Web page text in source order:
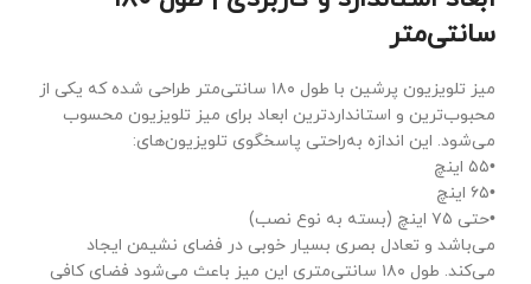
سانتی‌متر
میز تلویزیون پرشین با طول ۱۸۰ سانتی‌متر طراحی شده که یکی از
محبوب‌ترین و استانداردترین ابعاد برای میز تلویزیون محسوب
می‌شود. این اندازه به‌راحتی پاسخگوی تلویزیون‌های:
•۵۵ اینچ
•۶۵ اینچ
•حتی ۷۵ اینچ (بسته به نوع نصب)
می‌باشد و تعادل بصری بسیار خوبی در فضای نشیمن ایجاد
می‌کند. طول ۱۸۰ سانتی‌متری این میز باعث می‌شود فضای کافی